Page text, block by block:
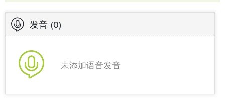
发音 (0)
未添加语音发音